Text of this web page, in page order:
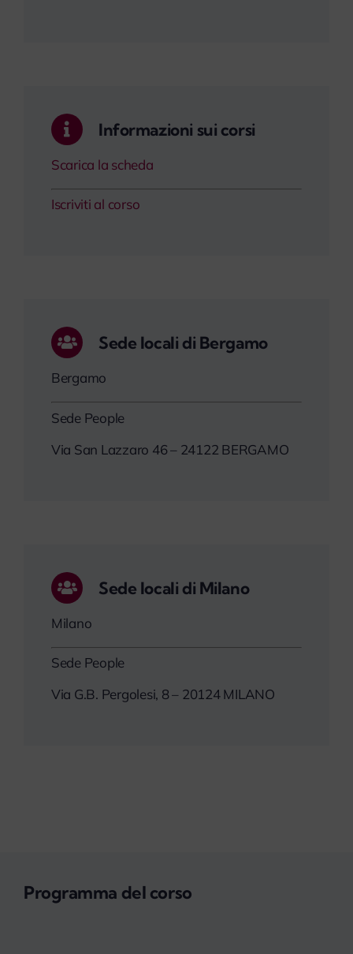
Informazioni sui corsi
Scarica la scheda
Iscriviti al corso
Sede locali di Bergamo
Bergamo
Sede People
Via San Lazzaro 46 – 24122 BERGAMO
Sede locali di Milano
Milano
Sede People
Via G.B. Pergolesi, 8 – 20124 MILANO
Programma del corso